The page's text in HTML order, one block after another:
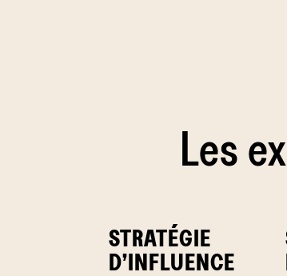
Les
STRATÉGIE
D’INFLUENCE